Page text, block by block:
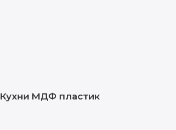
Кухни МДФ пластик